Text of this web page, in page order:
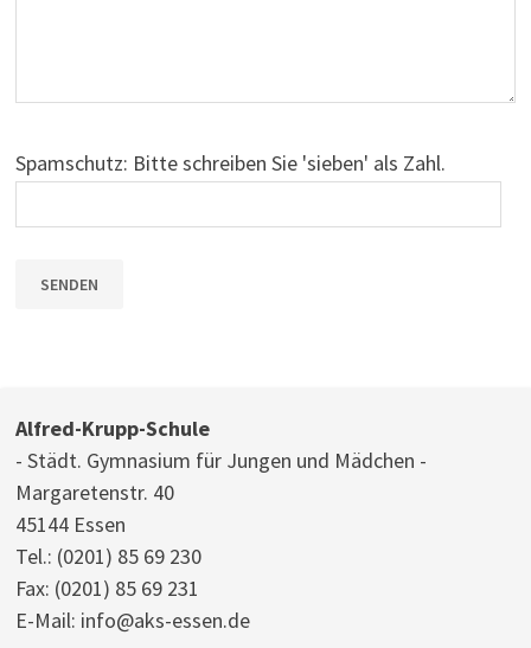
Spamschutz: Bitte schreiben Sie 'sieben' als Zahl.
Alfred-Krupp-Schule
- Städt. Gymnasium für Jungen und Mädchen -
Margaretenstr. 40
45144 Essen
Tel.: (0201) 85 69 230
Fax: (0201) 85 69 231
E-Mail: info@aks-essen.de